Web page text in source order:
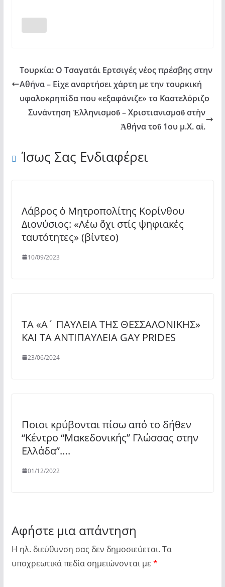
Τουρκία: Ο Τσαγατάι Ερτσιγές νέος πρέσβης στην
Αθήνα – Είχε αναρτήσει χάρτη με την τουρκική
υφαλοκρηπίδα που «εξαφάνιζε» το Καστελόριζο
Συνάντηση Ἑλληνισμοῦ – Χριστιανισμοῦ στὴν
Ἀθήνα τοῦ 1ου μ.Χ. αἰ.
Ίσως Σας Ενδιαφέρει
Λάβρος ὁ Μητροπολίτης Κορίνθου
Διονύσιος: «Λέω ὄχι στίς ψηφιακές
ταυτότητες» (βίντεο)
10/09/2023
ΤΑ «Α´ ΠΑΥΛΕΙΑ ΤΗΣ ΘΕΣΣΑΛΟΝΙΚΗΣ»
ΚΑΙ ΤΑ ΑΝΤΙΠΑΥΛΕΙΑ GAY PRIDES
23/06/2024
Ποιοι κρύβονται πίσω από το δήθεν
“Κέντρο “Μακεδονικής” Γλώσσας στην
Ελλάδα”….
01/12/2022
Αφήστε μια απάντηση
Η ηλ. διεύθυνση σας δεν δημοσιεύεται. Τα
υποχρεωτικά πεδία σημειώνονται με *